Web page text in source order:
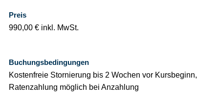
Preis
990,00 € inkl. MwSt.
Buchungsbedingungen
Kostenfreie Stornierung bis 2 Wochen vor Kursbeginn,
Ratenzahlung möglich bei Anzahlung